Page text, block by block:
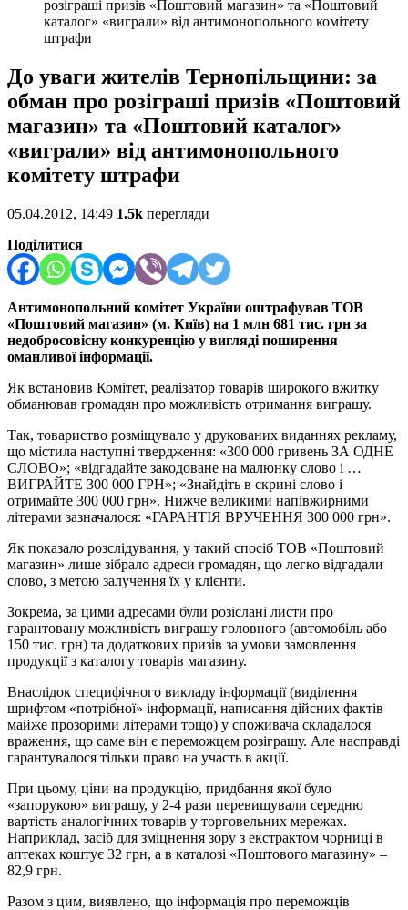
розіграші призів «Поштовий магазин» та «Поштовий
каталог» «виграли» від антимонопольного комітету
штрафи
До уваги жителів Тернопільщини: за
обман про розіграші призів «Поштовий
магазин» та «Поштовий каталог»
«виграли» від антимонопольного
комітету штрафи
05.04.2012, 14:49 1.5k перегляди
Поділитися
Антимонопольний комітет України оштрафував ТОВ
«Поштовий магазин» (м. Київ) на 1 млн 681 тис. грн за
недобросовісну конкуренцію у вигляді поширення
оманливої інформації.
Як встановив Комітет, реалізатор товарів широкого вжитку
обманював громадян про можливість отримання виграшу.
Так, товариство розміщувало у друкованих виданнях рекламу,
що містила наступні твердження: «300 000 гривень ЗА ОДНЕ
СЛОВО»; «відгадайте закодоване на малюнку слово і …
ВИГРАЙТЕ 300 000 ГРН»; «Знайдіть в скрині слово і
отримайте 300 000 грн». Нижче великими напівжирними
літерами зазначалося: «ГАРАНТІЯ ВРУЧЕННЯ 300 000 грн».
Як показало розслідування, у такий спосіб ТОВ «Поштовий
магазин» лише зібрало адреси громадян, що легко відгадали
слово, з метою залучення їх у клієнти.
Зокрема, за цими адресами були розіслані листи про
гарантовану можливість виграшу головного (автомобіль або
150 тис. грн) та додаткових призів за умови замовлення
продукції з каталогу товарів магазину.
Внаслідок специфічного викладу інформації (виділення
шрифтом «потрібної» інформації, написання дійсних фактів
майже прозорими літерами тощо) у споживача складалося
враження, що саме він є переможцем розіграшу. Але насправді
гарантувалося тільки право на участь в акції.
При цьому, ціни на продукцію, придбання якої було
«запорукою» виграшу, у 2-4 рази перевищували середню
вартість аналогічних товарів у торговельних мережах.
Наприклад, засіб для зміцнення зору з екстрактом чорниці в
аптеках коштує 32 грн, а в каталозі «Поштового магазину» –
82,9 грн.
Разом з цим, виявлено, що інформація про переможців